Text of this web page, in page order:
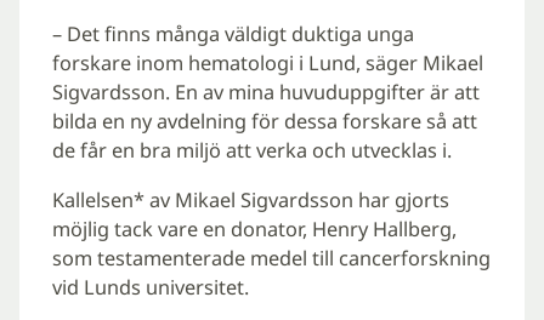
– Det finns många väldigt duktiga unga
forskare inom hematologi i Lund, säger Mikael
Sigvardsson. En av mina huvuduppgifter är att
bilda en ny avdelning för dessa forskare så att
de får en bra miljö att verka och utvecklas i.
Kallelsen* av Mikael Sigvardsson har gjorts
möjlig tack vare en donator, Henry Hallberg,
som testamenterade medel till cancerforskning
vid Lunds universitet.